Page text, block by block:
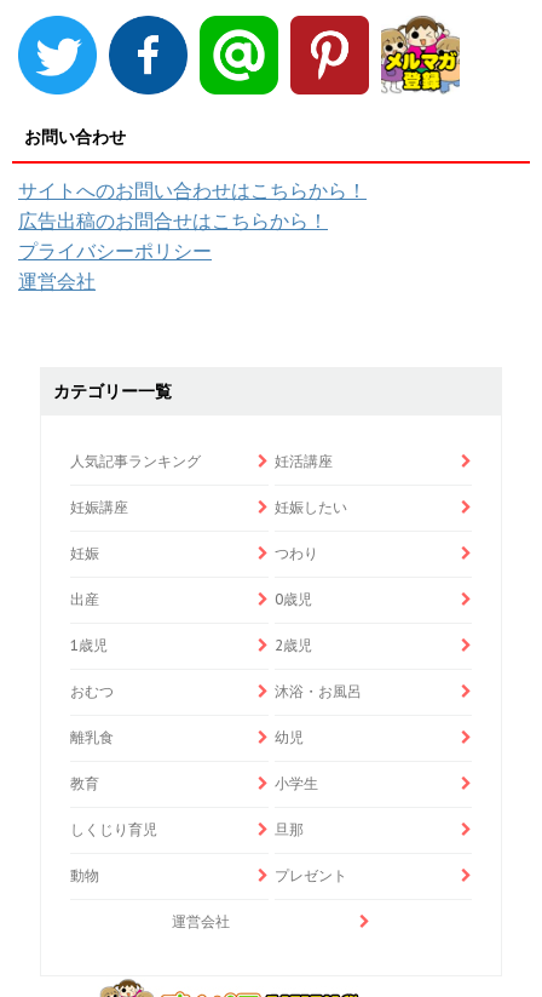
お問い合わせ
サイトへのお問い合わせはこちらから！
広告出稿のお問合せはこちらから！
プライバシーポリシー
運営会社
カテゴリー一覧
人気記事ランキング 妊活講座
妊娠講座 妊娠したい
妊娠 つわり
出産 0歳児
1歳児 2歳児
おむつ 沐浴・お風呂
離乳食 幼児
教育 小学生
しくじり育児 旦那
動物 プレゼント
運営会社